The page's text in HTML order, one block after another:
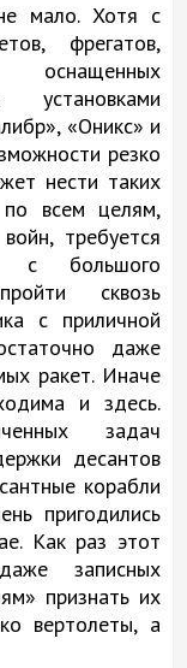
мало. Хотя с
фрегатов,
установками
«Оникс» и
резко
нести таких
всем целям,
требуется
с большого
сквозь
с приличной
даже
ракет. Иначе
и здесь.
задач
десантов
корабли
пригодились
Как раз этот
записных
признать их
вертолеты, а